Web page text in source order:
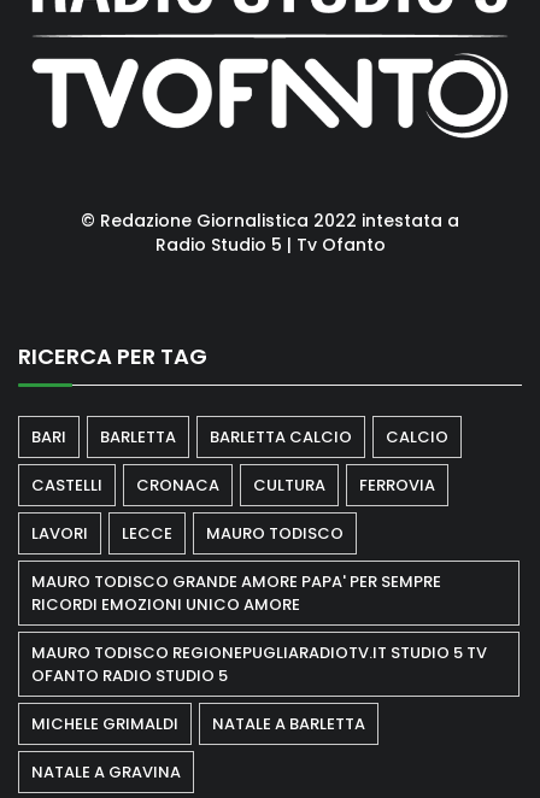
© Redazione Giornalistica 2022 intestata a
Radio Studio 5 | Tv Ofanto
RICERCA PER TAG
BARI BARLETTA BARLETTA CALCIO CALCIO
CASTELLI CRONACA CULTURA FERROVIA
LAVORI LECCE MAURO TODISCO
MAURO TODISCO GRANDE AMORE PAPA' PER SEMPRE
RICORDI EMOZIONI UNICO AMORE
MAURO TODISCO REGIONEPUGLIARADIOTV.IT STUDIO 5 TV
OFANTO RADIO STUDIO 5
MICHELE GRIMALDI NATALE A BARLETTA
NATALE A GRAVINA